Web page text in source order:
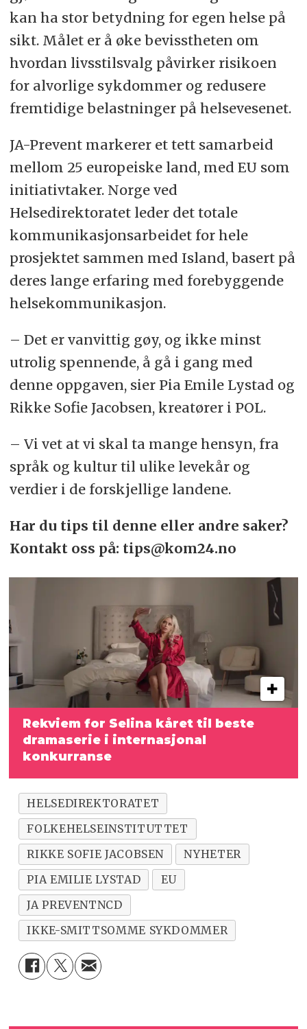
kan ha stor betydning for egen helse på
sikt. Målet er å øke bevisstheten om
hvordan livsstilsvalg påvirker risikoen
for alvorlige sykdommer og redusere
fremtidige belastninger på helsevesenet.
JA-Prevent markerer et tett samarbeid
mellom 25 europeiske land, med EU som
initiativtaker. Norge ved
Helsedirektoratet leder det totale
kommunikasjonsarbeidet for hele
prosjektet sammen med Island, basert på
deres lange erfaring med forebyggende
helsekommunikasjon.
– Det er vanvittig gøy, og ikke minst
utrolig spennende, å gå i gang med
denne oppgaven, sier Pia Emile Lystad og
Rikke Sofie Jacobsen, kreatører i POL.
– Vi vet at vi skal ta mange hensyn, fra
språk og kultur til ulike levekår og
verdier i de forskjellige landene.
Har du tips til denne eller andre saker?
Kontakt oss på: tips@kom24.no
Rekviem for Selina kåret til beste
dramaserie i internasjonal
konkurranse
HELSEDIREKTORATET
FOLKEHELSEINSTITUTTET
RIKKE SOFIE JACOBSEN
NYHETER
PIA EMILIE LYSTAD
EU
JA PREVENTNCD
IKKE-SMITTSOMME SYKDOMMER